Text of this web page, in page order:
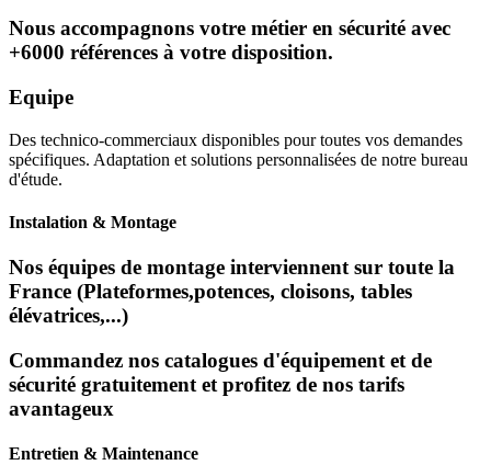
Nous accompagnons votre métier en sécurité avec
+6000 références à votre disposition.
Equipe
Des technico-commerciaux disponibles pour toutes vos demandes
spécifiques. Adaptation et solutions personnalisées de notre bureau
d'étude.
Instalation & Montage
Nos équipes de montage interviennent sur toute la
France (Plateformes,potences, cloisons, tables
élévatrices,...)
Commandez nos catalogues d'équipement et de
sécurité gratuitement et profitez de nos tarifs
avantageux
Entretien & Maintenance